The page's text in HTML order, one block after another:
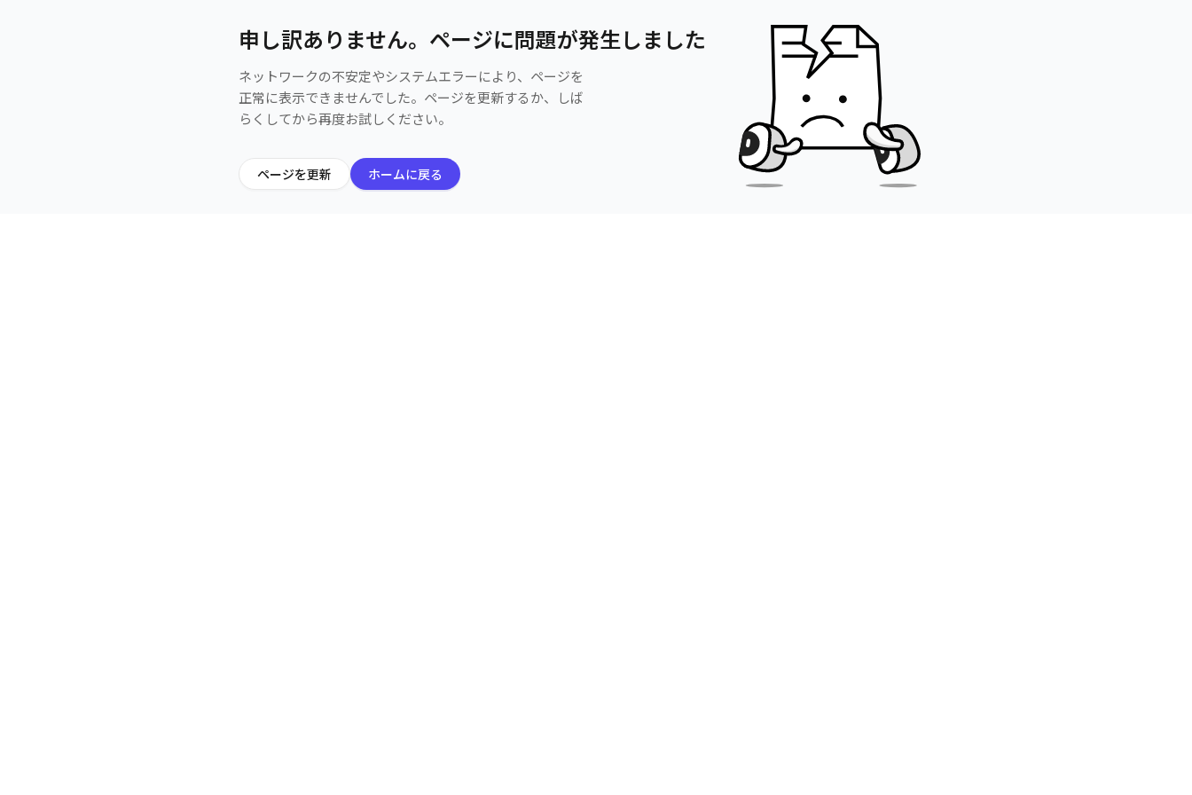
申し訳ありません。ページに問題が発生しました
ネットワークの不安定やシステムエラーにより、ページを
正常に表示できませんでした。ページを更新するか、しば
らくしてから再度お試しください。
ページを更新 ホームに戻る